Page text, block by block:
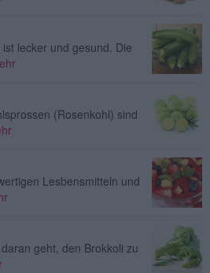
lecker und gesund. Die
(Rosenkohl) sind
Lesbensmitteln und
geht, den Brokkoli zu